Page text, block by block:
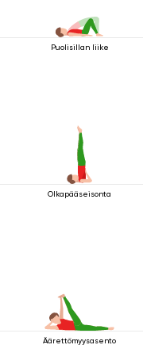
Puolisillan liike
Olkapääseisonta
Äärettömyysasento